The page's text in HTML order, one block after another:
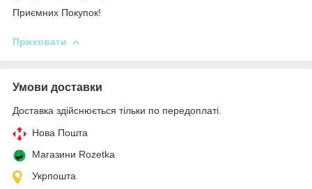
Приємних Покупок!
Приховати
Умови доставки
Доставка здійснюється тільки по передоплаті.
Нова Пошта
Магазини Rozetka
Укрпошта